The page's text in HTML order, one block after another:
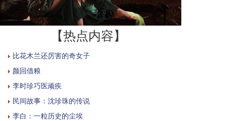
【热点内容】
比花木兰还厉害的奇女子
颜回借粮
李时珍巧医顽疾
民间故事：沈珍珠的传说
李白：一粒历史的尘埃